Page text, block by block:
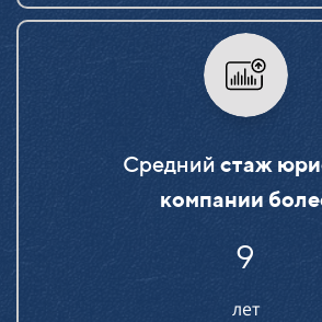
Средний стаж
компании
15
лет